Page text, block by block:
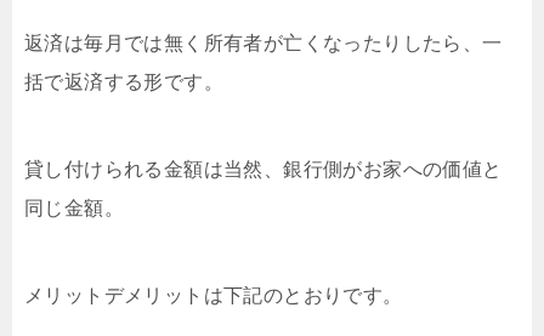
返済は毎月では無く所有者が亡くなったりしたら、一
括で返済する形です。
貸し付けられる金額は当然、銀行側がお家への価値と
同じ金額。
メリットデメリットは下記のとおりです。